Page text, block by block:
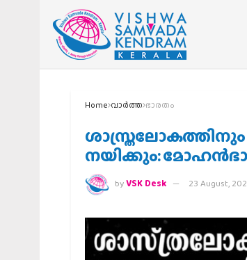
Home വാര്‍ത്ത ഭാരതം
നയിക്കും:
byVSK Desk 23 August,